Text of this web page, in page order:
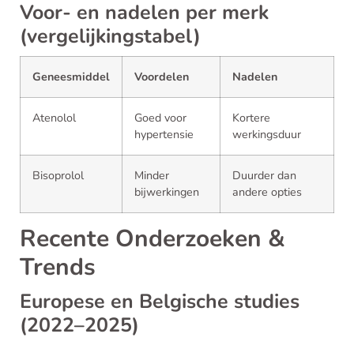
Voor- en nadelen per merk
(vergelijkingstabel)
Geneesmiddel Voordelen Nadelen
Atenolol
Goed voor
hypertensie
Kortere
werkingsduur
Bisoprolol
Minder
bijwerkingen
Duurder dan
andere opties
Recente Onderzoeken &
Trends
Europese en Belgische studies
(2022–2025)